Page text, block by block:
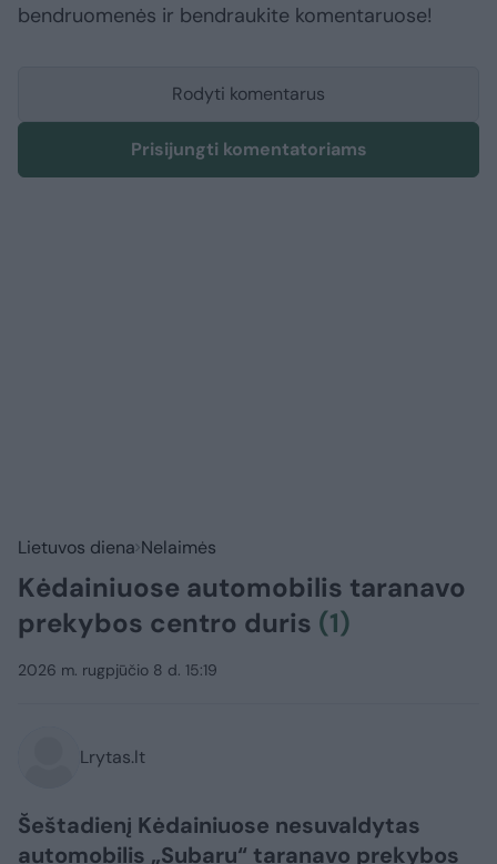
bendruomenės ir bendraukite komentaruose!
Rodyti komentarus
Prisijungti komentatoriams
Lietuvos diena Nelaimės
Kėdainiuose automobilis taranavo
prekybos centro duris (1)
2026 m. rugpjūčio 8 d. 15:19
Lrytas.lt
Šeštadienį Kėdainiuose nesuvaldytas
automobilis „Subaru“ taranavo prekybos